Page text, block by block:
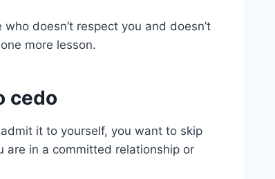
doesn’t respect you and doesn’t
more lesson.
cedo
it to yourself, you want to skip
are in a committed relationship or